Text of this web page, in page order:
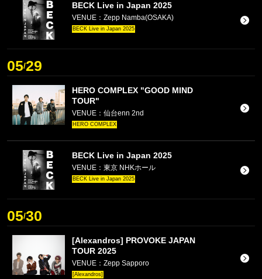
BECK Live in Japan 2025
VENUE：Zepp Namba(OSAKA)
BECK Live in Japan 2025
05/29
HERO COMPLEX "GOOD MIND
TOUR"
VENUE：仙台enn 2nd
HERO COMPLEX
BECK Live in Japan 2025
VENUE：東京 NHKホール
BECK Live in Japan 2025
05/30
[Alexandros] PROVOKE JAPAN
TOUR 2025
VENUE：Zepp Sapporo
[Alexandros]